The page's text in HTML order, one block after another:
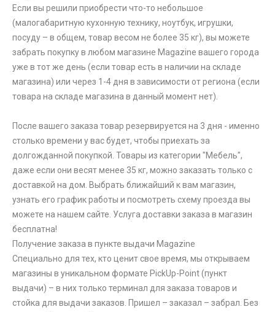
Если вы решили приобрести что-то небольшое
(малогабаритную кухонную технику, ноутбук, игрушки,
посуду – в общем, товар весом не более 35 кг), вы можете
забрать покупку в любом магазине Magazine вашего города
уже в тот же день (если товар есть в наличии на складе
магазина) или через 1-4 дня в зависимости от региона (если
товара на складе магазина в данный момент нет).
После вашего заказа товар резервируется на 3 дня - именно
столько времени у вас будет, чтобы приехать за
долгожданной покупкой. Товары из категории "Мебель",
даже если они весят менее 35 кг, можно заказать только с
доставкой на дом. Выбрать ближайший к вам магазин,
узнать его график работы и посмотреть схему проезда вы
можете на нашем сайте. Услуга доставки заказа в магазин
бесплатна!
Получение заказа в пункте выдачи Magazine
Специально для тех, кто ценит свое время, мы открываем
магазины в уникальном формате PickUp-Point (пункт
выдачи) – в них только терминал для заказа товаров и
стойка для выдачи заказов. Пришел – заказал – забрал. Без